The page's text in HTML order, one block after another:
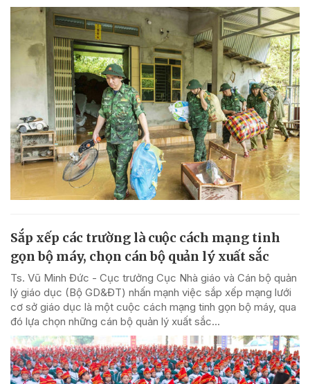
Sắp xếp các trường là cuộc cách mạng tinh
gọn bộ máy, chọn cán bộ quản lý xuất sắc
Ts. Vũ Minh Đức - Cục trưởng Cục Nhà giáo và Cán bộ quản
lý giáo dục (Bộ GD&ĐT) nhấn mạnh việc sắp xếp mạng lưới
cơ sở giáo dục là một cuộc cách mạng tinh gọn bộ máy, qua
đó lựa chọn những cán bộ quản lý xuất sắc...